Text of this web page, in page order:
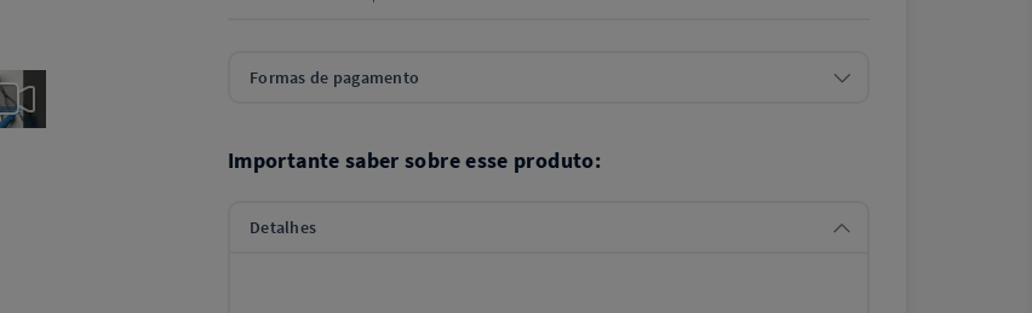
Formas de pagamento
Importante saber sobre esse produto:
Detalhes